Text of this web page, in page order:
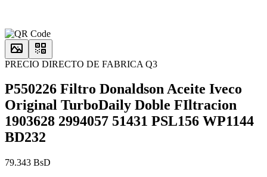
PRECIO DIRECTO DE FABRICA Q3
P550226 Filtro Donaldson Aceite Iveco
Original TurboDaily Doble FIltracion
1903628 2994057 51431 PSL156 WP1144
BD232
79.343 BsD